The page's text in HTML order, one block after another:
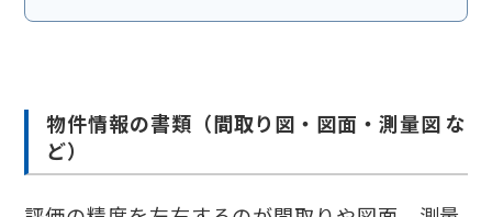
物件情報の書類（間取り図・図面・測量図 な
ど）